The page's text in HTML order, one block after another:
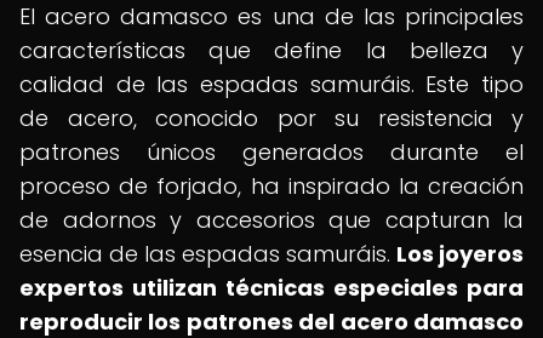
El acero damasco es una de las principales
características que define la belleza y
calidad de las espadas samuráis. Este tipo
de acero, conocido por su resistencia y
patrones únicos generados durante el
proceso de forjado, ha inspirado la creación
de adornos y accesorios que capturan la
esencia de las espadas samuráis. Los joyeros
expertos utilizan técnicas especiales para
reproducir los patrones del acero damasco